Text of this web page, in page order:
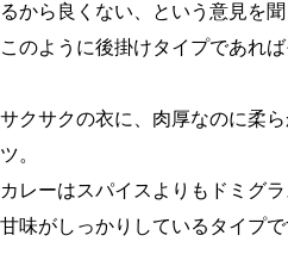
るから良くない、という意見を聞
このように後掛けタイプであれ
サクサクの衣に、肉厚なのに柔
ツ。
カレーはスパイスよりもドミグ
甘味がしっかりしているタイプで